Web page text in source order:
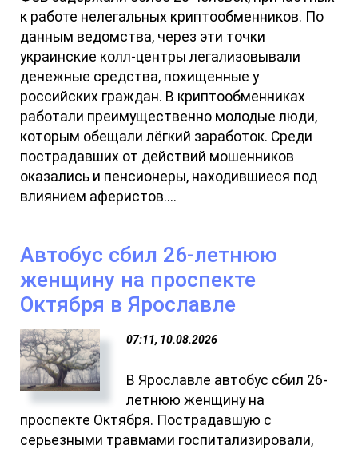
к работе нелегальных криптообменников. По
данным ведомства, через эти точки
украинские колл-центры легализовывали
денежные средства, похищенные у
российских граждан. В криптообменниках
работали преимущественно молодые люди,
которым обещали лёгкий заработок. Среди
пострадавших от действий мошенников
оказались и пенсионеры, находившиеся под
влиянием аферистов....
Автобус сбил 26-летнюю
женщину на проспекте
Октября в Ярославле
07:11, 10.08.2026
В Ярославле автобус сбил 26-
летнюю женщину на
проспекте Октября. Пострадавшую с
серьезными травмами госпитализировали,